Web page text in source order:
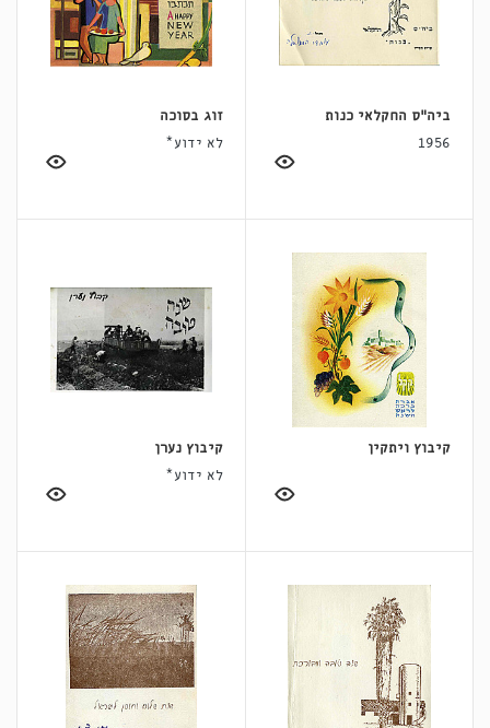
ביה״ס החקלאי כנות
1956
זוג בסוכה
לא ידוע*
קיבוץ ויתקין
קיבוץ נערן
לא ידוע*